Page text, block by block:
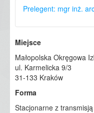
Prelegent: mgr inż.
praktykę projektową z
styku architektury i
zdobywała w
prowadząc autorską
zróżnicowanej skali i
licznymi podmiotami
Miejsce
Małopolska Okręgowa
ul. Karmelicka 9/3
31-133 Kraków
Forma
Stacjonarne z